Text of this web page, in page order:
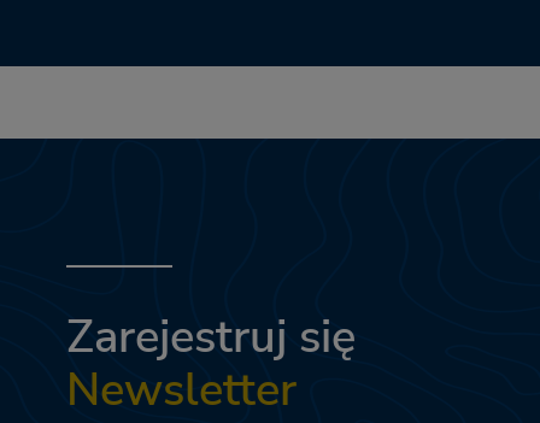
Zarejestruj się
Newsletter